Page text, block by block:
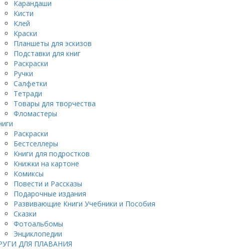
Карандаши
Кисти
Клей
Краски
Планшеты для эскизов
Подставки для книг
Раскраски
Ручки
Салфетки
Тетради
Товары для творчества
Фломастеры
Раскраски
Бестселлеры
Книги для подростков
Книжки на картоне
Комиксы
Повести и Рассказы
Подарочные издания
Развивающие Книги Учебники и Пособия
Сказки
Фотоальбомы
Энциклопедии
ДЛЯ ПЛАВАНИЯ